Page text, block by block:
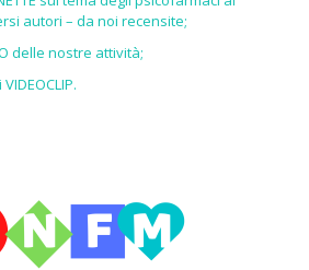
autori – da noi recensite;
delle nostre attività;
VIDEOCLIP.